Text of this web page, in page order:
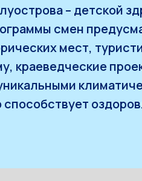
– детской
смен
мест,
краеведческие